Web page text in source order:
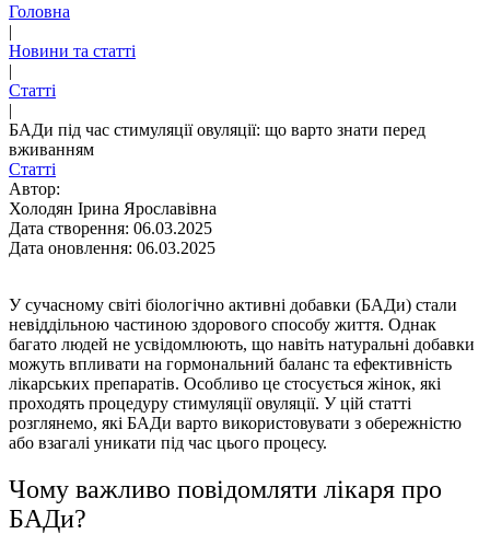
Головна
|
Новини та статті
|
Статті
|
БАДи під час стимуляції овуляції: що варто знати перед
вживанням
Статті
Автор:
Холодян Ірина Ярославівна
Дата створення: 06.03.2025
Дата оновлення: 06.03.2025
У сучасному світі біологічно активні добавки (БАДи) стали
невіддільною частиною здорового способу життя. Однак
багато людей не усвідомлюють, що навіть натуральні добавки
можуть впливати на гормональний баланс та ефективність
лікарських препаратів. Особливо це стосується жінок, які
проходять процедуру стимуляції овуляції. У цій статті
розглянемо, які БАДи варто використовувати з обережністю
або взагалі уникати під час цього процесу.
Чому важливо повідомляти лікаря про
БАДи?